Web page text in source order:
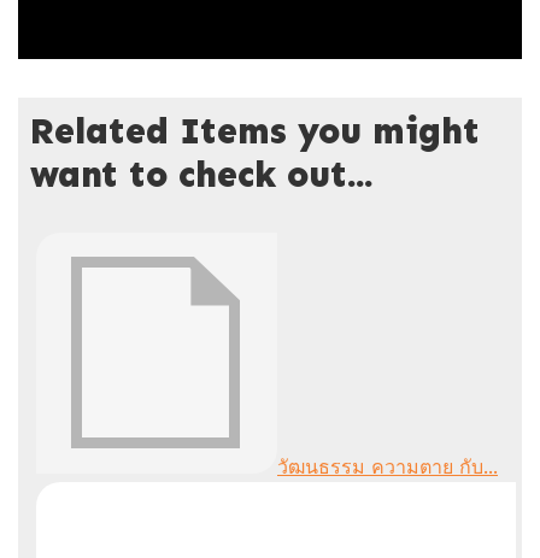
Related Items you might
want to check out...
วัฒนธรรม ความตาย กับ...